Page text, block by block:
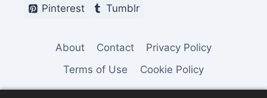
Pinterest
Tumblr
About Contact
Privacy Policy
Terms of Use
Cookie Policy